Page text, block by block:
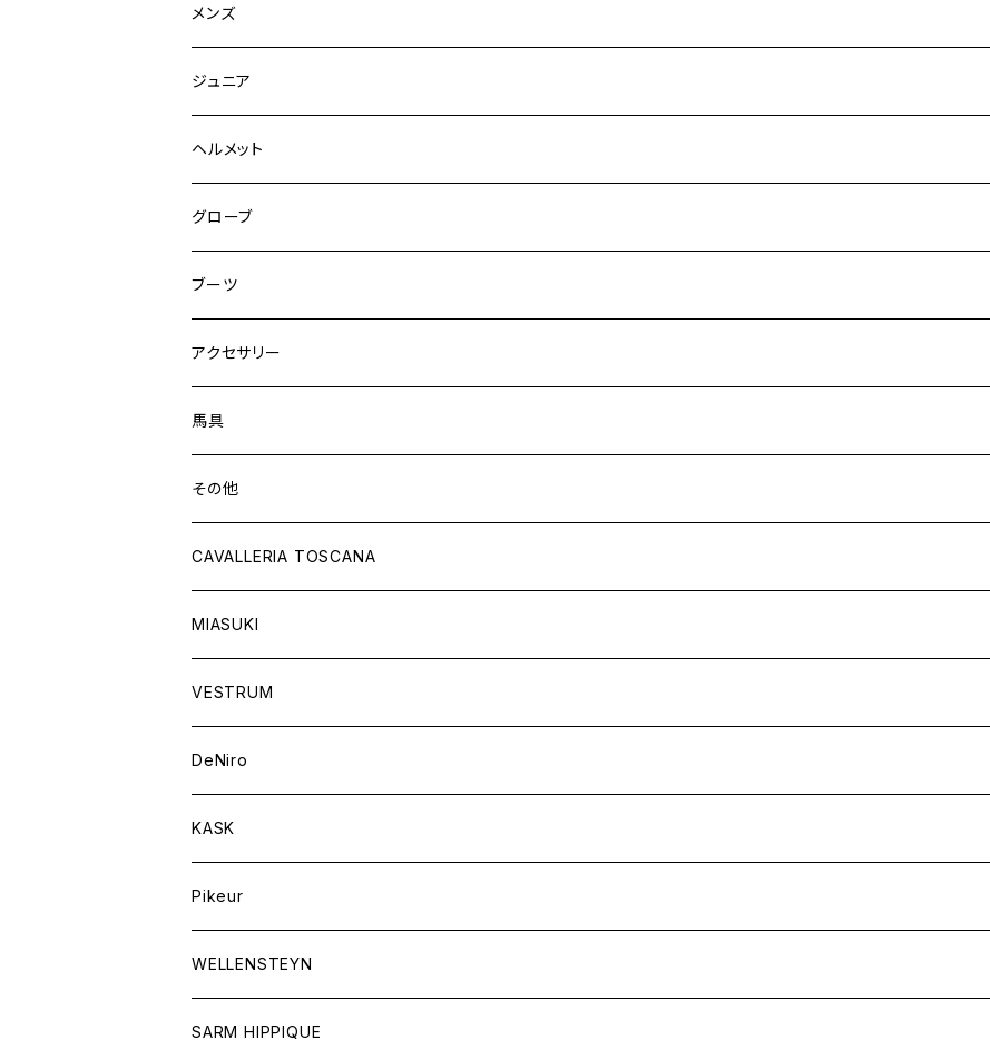
競技用ジャケット
キュロット
フルグリップ
ニーグリップ
シャツ
ウェア
アウター
シャツ
メンズ
競技用ジャケット
キュロット
フルグリップ
ニーグリップ
シャツ
ウェア
アウター
シャツ
ジュニア
キュロット
ウエア
ヘルメット
グローブ
ブーツ
ロングブーツ（既製品）
オーダーロングブーツ
ショートブーツ
チャップス
アクセサリー
ベルト
グローブ
ソックス
キャップ
アスコットタイ
バッグ
ネクタイ
スカーフ
ジュエリー
馬具
サドルパッド
イヤーネット
バンデージ
ラグ
その他
CAVALLERIA TOSCANA
レディス
競技用ジャケット
キュロット
メンズ
競技用ジャケット
キュロット
MIASUKI
VESTRUM
DeNiro
KASK
Pikeur
WELLENSTEYN
SARM HIPPIQUE